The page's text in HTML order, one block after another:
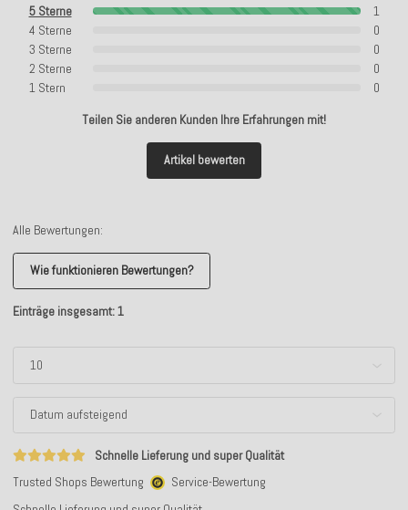
5 Sterne
1
4 Sterne
0
3 Sterne
0
2 Sterne
0
1 Stern
0
Teilen Sie anderen Kunden Ihre Erfahrungen mit!
Artikel bewerten
Alle Bewertungen:
Wie funktionieren Bewertungen?
Einträge insgesamt: 1
Schnelle Lieferung und super Qualität
Trusted Shops Bewertung
Service-Bewertung